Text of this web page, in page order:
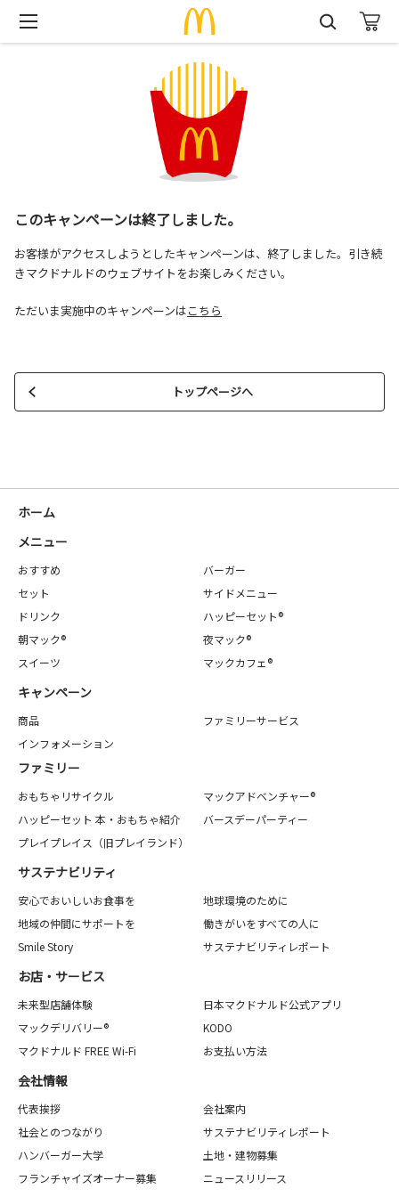
このキャンペーンは終了しました。
お客様がアクセスしようとしたキャンペーンは、終了しました。引き続
きマクドナルドのウェブサイトをお楽しみください。
ただいま実施中のキャンペーンはこちら
トップページへ
ホーム
メニュー
おすすめ
バーガー
セット
サイドメニュー
ドリンク
ハッピーセット®
朝マック®
夜マック®
スイーツ
マックカフェ®
キャンペーン
商品
ファミリーサービス
インフォメーション
ファミリー
おもちゃリサイクル
マックアドベンチャー®
ハッピーセット 本・おもちゃ紹介
バースデーパーティー
プレイプレイス（旧プレイランド）
サステナビリティ
安心でおいしいお食事を
地球環境のために
地域の仲間にサポートを
働きがいをすべての人に
Smile Story
サステナビリティレポート
お店・サービス
未来型店舗体験
日本マクドナルド公式アプリ
マックデリバリー®
KODO
マクドナルド FREE Wi-Fi
お支払い方法
会社情報
代表挨拶
会社案内
社会とのつながり
サステナビリティレポート
ハンバーガー大学
土地・建物募集
フランチャイズオーナー募集
ニュースリリース